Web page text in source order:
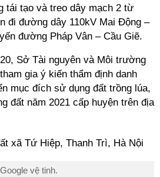
tái tạo và treo dây mạch 2 từ
đi đường dây 110kV Mai Động –
đường Pháp Vân – Cầu Giẽ.
Sở Tài nguyên và Môi trường
gia ý kiến thẩm định danh
mục đích sử dụng đất trồng lúa,
đất năm 2021 cấp huyện trên địa
vệ tinh.